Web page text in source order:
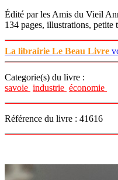
Édité par les Amis du Vieil
134 pages, illustrations, petite
La librairie Le Beau Livre
Categorie(s) du livre :
savoie industrie économie
Référence du livre : 41616